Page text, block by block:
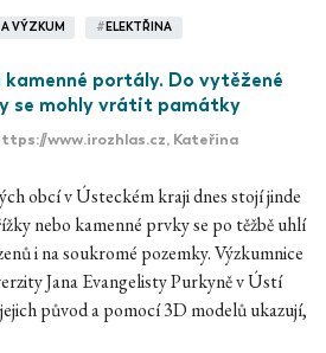
VÝZKUM # ELEKTŘINA
kamenné portály. Do vytěžené
se mohly vrátit památky
www.irozhlas.cz, Kateřina
obcí v Ústeckém kraji dnes stojí jinde
nebo kamenné prvky se po těžbě uhlí
i na soukromé pozemky. Výzkumnice
Jana Evangelisty Purkyně v Ústí
původ a pomocí 3D modelů ukazují,